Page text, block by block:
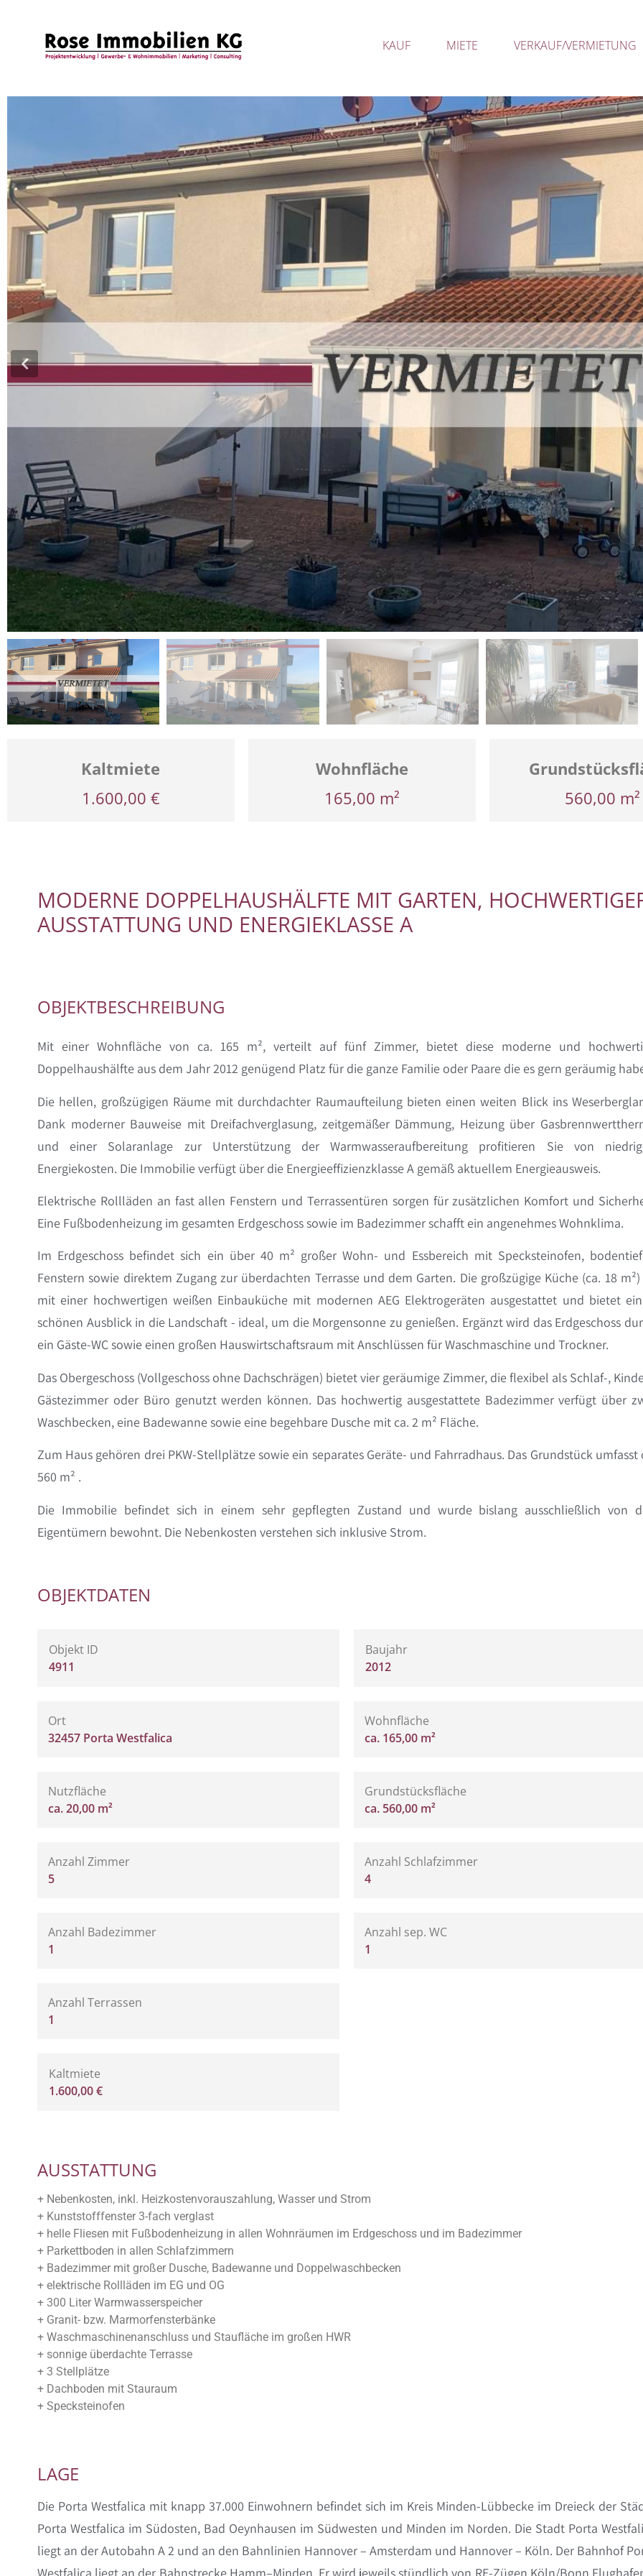
KAUF MIETE VERKAUF/VERMIETUNG
Kaltmiete
1.600,00 €
Wohnfläche
165,00 m²
560,00 m²
MODERNE DOPPELHAUSHÄLFTE MIT GARTEN,
AUSSTATTUNG UND ENERGIEKLASSE A
OBJEKTBESCHREIBUNG
Mit einer Wohnfläche von ca. 165 m², verteilt auf fünf Zimmer, bietet diese moderne und
Doppelhaushälfte aus dem Jahr 2012 genügend Platz für die ganze Familie oder Paare die es gern geräumig
Die hellen, großzügigen Räume mit durchdachter Raumaufteilung bieten einen weiten Blick ins
Dank moderner Bauweise mit Dreifachverglasung, zeitgemäßer Dämmung, Heizung über
und einer Solaranlage zur Unterstützung der Warmwasseraufbereitung profitieren Sie von
Energiekosten. Die Immobilie verfügt über die Energieeffizienzklasse A gemäß aktuellem Energieausweis.
Elektrische Rollläden an fast allen Fenstern und Terrassentüren sorgen für zusätzlichen Komfort und
Eine Fußbodenheizung im gesamten Erdgeschoss sowie im Badezimmer schafft ein angenehmes Wohnklima.
Im Erdgeschoss befindet sich ein über 40 m² großer Wohn- und Essbereich mit Specksteinofen,
Fenstern sowie direktem Zugang zur überdachten Terrasse und dem Garten. Die großzügige Küche (ca. 18
mit einer hochwertigen weißen Einbauküche mit modernen AEG Elektrogeräten ausgestattet und bietet
schönen Ausblick in die Landschaft - ideal, um die Morgensonne zu genießen. Ergänzt wird das Erdgeschoss
ein Gäste-WC sowie einen großen Hauswirtschaftsraum mit Anschlüssen für Waschmaschine und Trockner.
Das Obergeschoss (Vollgeschoss ohne Dachschrägen) bietet vier geräumige Zimmer, die flexibel als Schlaf-,
Gästezimmer oder Büro genutzt werden können. Das hochwertig ausgestattete Badezimmer verfügt über
Waschbecken, eine Badewanne sowie eine begehbare Dusche mit ca. 2 m² Fläche.
Zum Haus gehören drei PKW-Stellplätze sowie ein separates Geräte- und Fahrradhaus. Das Grundstück umfasst
560 m² .
Die Immobilie befindet sich in einem sehr gepflegten Zustand und wurde bislang ausschließlich von
Eigentümern bewohnt. Die Nebenkosten verstehen sich inklusive Strom.
OBJEKTDATEN
Objekt ID
4911
Baujahr
2012
Ort
32457 Porta Westfalica
Wohnfläche
ca. 165,00 m²
Nutzfläche
ca. 20,00 m²
Grundstücksfläche
ca. 560,00 m²
Anzahl Zimmer
5
Anzahl Schlafzimmer
4
Anzahl Badezimmer
1
Anzahl sep. WC
1
Anzahl Terrassen
1
Kaltmiete
1.600,00 €
AUSSTATTUNG
+ Nebenkosten, inkl. Heizkostenvorauszahlung, Wasser und Strom
+ Kunststofffenster 3-fach verglast
+ helle Fliesen mit Fußbodenheizung in allen Wohnräumen im Erdgeschoss und im Badezimmer
+ Parkettboden in allen Schlafzimmern
+ Badezimmer mit großer Dusche, Badewanne und Doppelwaschbecken
+ elektrische Rollläden im EG und OG
+ 300 Liter Warmwasserspeicher
+ Granit- bzw. Marmorfensterbänke
+ Waschmaschinenanschluss und Staufläche im großen HWR
+ sonnige überdachte Terrasse
+ 3 Stellplätze
+ Dachboden mit Stauraum
+ Specksteinofen
LAGE
Die Porta Westfalica mit knapp 37.000 Einwohnern befindet sich im Kreis Minden-Lübbecke im Dreieck der
Porta Westfalica im Südosten, Bad Oeynhausen im Südwesten und Minden im Norden. Die Stadt Porta
liegt an der Autobahn A 2 und an den Bahnlinien Hannover – Amsterdam und Hannover – Köln. Der Bahnhof
Westfalica liegt an der Bahnstrecke Hamm–Minden. Er wird jeweils stündlich von RE-Zügen Köln/Bonn